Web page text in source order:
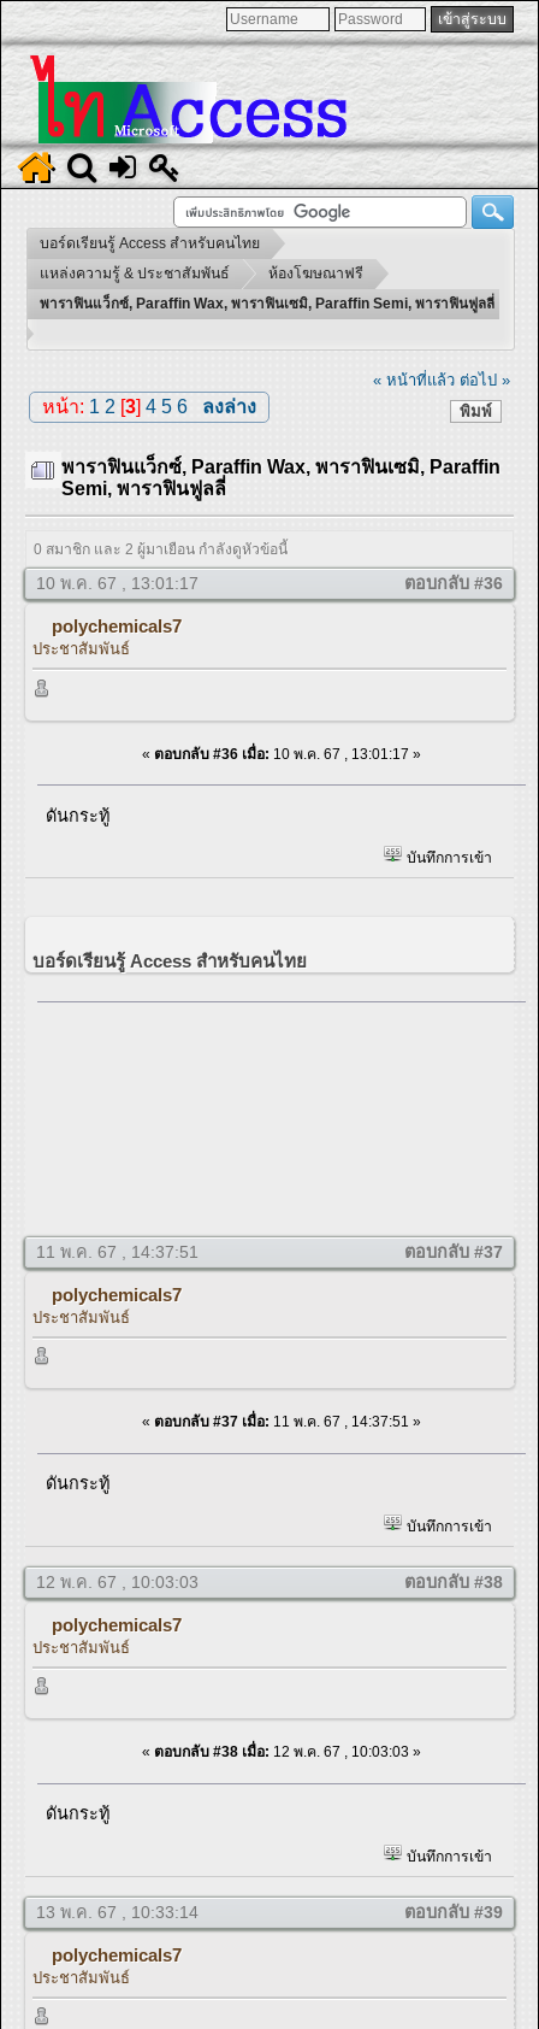
บอร์ดเรียนรู้ Access สำหรับคนไทย
แหล่งความรู้ & ประชาสัมพันธ์
ห้องโฆษณาฟรี
พาราฟินแว็กซ์, Paraffin Wax, พาราฟินเซมิ, Paraffin Semi, พาราฟินฟูลลี่
« หน้าที่แล้ว ต่อไป »
พิมพ์
หน้า: 1 2 [3] 4 5 6 ลงล่าง
พาราฟินแว็กซ์, Paraffin Wax, พาราฟินเซมิ, Paraffin
Semi, พาราฟินฟูลลี่
0 สมาชิก และ 2 ผู้มาเยือน กำลังดูหัวข้อนี้
10 พ.ค. 67 , 13:01:17 ตอบกลับ #36
polychemicals7
ประชาสัมพันธ์
« ตอบกลับ #36 เมื่อ: 10 พ.ค. 67 , 13:01:17 »
ดันกระทู้
บันทึกการเข้า
บอร์ดเรียนรู้ Access สำหรับคนไทย
11 พ.ค. 67 , 14:37:51 ตอบกลับ #37
polychemicals7
ประชาสัมพันธ์
« ตอบกลับ #37 เมื่อ: 11 พ.ค. 67 , 14:37:51 »
ดันกระทู้
บันทึกการเข้า
12 พ.ค. 67 , 10:03:03 ตอบกลับ #38
polychemicals7
ประชาสัมพันธ์
« ตอบกลับ #38 เมื่อ: 12 พ.ค. 67 , 10:03:03 »
ดันกระทู้
บันทึกการเข้า
13 พ.ค. 67 , 10:33:14 ตอบกลับ #39
polychemicals7
ประชาสัมพันธ์